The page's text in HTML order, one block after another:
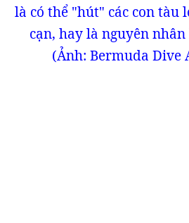
là có thể "hút" các con tàu
cạn, hay là nguyên
(Ảnh: Bermuda Dive